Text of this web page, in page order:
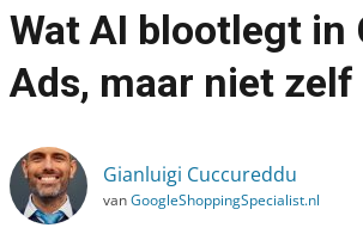
›
AI & Tech
Wat AI blootlegt in Google Ads, maar niet
Wat AI blootlegt in
Ads, maar niet
Gianluigi Cuccureddu
vanGoogleShoppingSpecialist.nl